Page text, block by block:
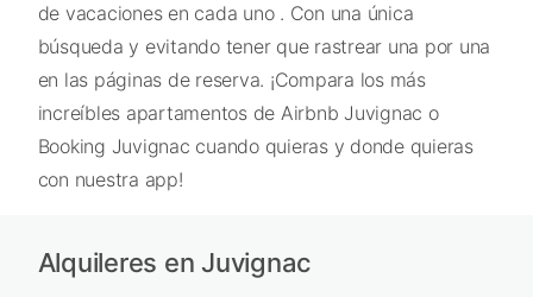
de vacaciones en cada uno . Con una única
búsqueda y evitando tener que rastrear una por una
en las páginas de reserva. ¡Compara los más
increíbles apartamentos de Airbnb Juvignac o
Booking Juvignac cuando quieras y donde quieras
con nuestra app!
Alquileres en Juvignac